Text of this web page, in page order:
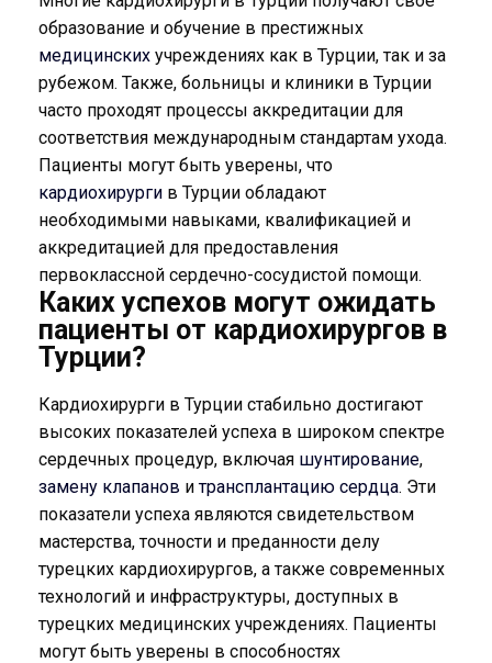
образование и обучение в престижных
медицинскихучреждениях как в Турции, так и за
рубежом. Также, больницы и клиники в Турции
часто проходят процессы аккредитации для
соответствия международным стандартам ухода.
Пациенты могут быть уверены, что
кардиохирургив Турции обладают
необходимыми навыками, квалификацией и
аккредитацией для предоставления
первоклассной сердечно-сосудистой помощи.
Каких успехов могут ожидать
пациенты от кардиохирургов в
Турции?
Кардиохирурги в Турции стабильно достигают
высоких показателей успеха в широком спектре
сердечных процедур, включая шунтирование,
замену клапанов итрансплантацию сердца. Эти
показатели успеха являются свидетельством
мастерства, точности и преданности делу
турецких кардиохирургов, а также современных
технологий и инфраструктуры, доступных в
турецких медицинских учреждениях. Пациенты
могут быть уверены в способностях